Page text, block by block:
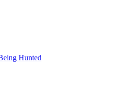
Hunted